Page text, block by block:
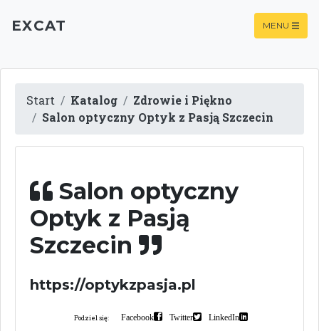
EXCAT MENU
Start Katalog
Zdrowie i Piękno
Salon optyczny Optyk z Pasją Szczecin
Salon optyczny
Optyk z Pasją
Szczecin
https://optykzpasja.pl
Podziel się: Facebook Twitter LinkedIn